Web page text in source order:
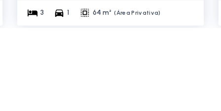
3 1 64 m² (Área Privativa)